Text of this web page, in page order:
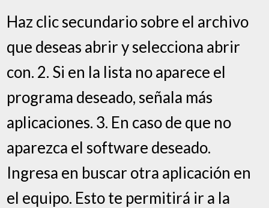
Haz clic secundario sobre el archivo
que deseas abrir y selecciona abrir
con. 2. Si en la lista no aparece el
programa deseado, señala más
aplicaciones. 3. En caso de que no
aparezca el software deseado.
Ingresa en buscar otra aplicación en
el equipo. Esto te permitirá ir a la